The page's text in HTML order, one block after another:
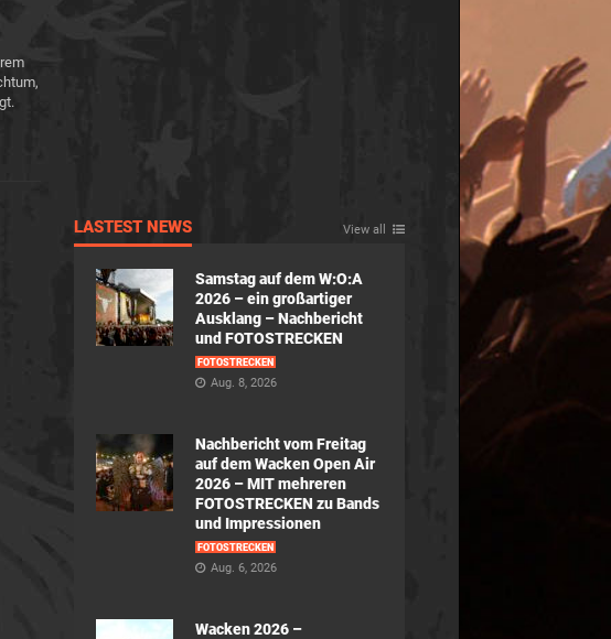
LASTEST NEWS View all
Samstag auf dem W:O:A
2026 – ein großartiger
Ausklang – Nachbericht
und FOTOSTRECKEN
FOTOSTRECKEN
Aug. 8, 2026
Nachbericht vom Freitag
auf dem Wacken Open Air
2026 – MIT mehreren
FOTOSTRECKEN zu Bands
und Impressionen
FOTOSTRECKEN
Aug. 6, 2026
Wacken 2026 –